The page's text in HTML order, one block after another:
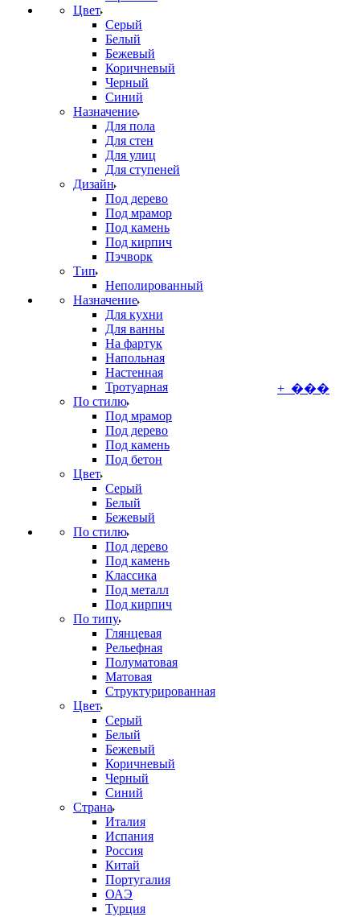
Цвет
Серый
Белый
Бежевый
Коричневый
Черный
Синий
Назначение
Для пола
Для стен
Для улиц
Для ступеней
Дизайн
Под дерево
Под мрамор
Под камень
Под кирпич
Пэчворк
Тип
Неполированный
Назначение
Для кухни
Для ванны
На фартук
Напольная
Настенная
Тротуарная
По стилю
Под мрамор
Под дерево
Под камень
Под бетон
Цвет
Серый
Белый
Бежевый
По стилю
Под дерево
Под камень
Классика
Под металл
Под кирпич
По типу
Глянцевая
Рельефная
Полуматовая
Матовая
Структурированная
Цвет
Серый
Белый
Бежевый
Коричневый
Черный
Синий
Страна
Италия
Испания
Россия
Китай
Португалия
ОАЭ
Турция
+ ���